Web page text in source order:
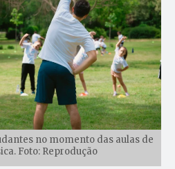
no momento das aulas de
Foto: Reprodução